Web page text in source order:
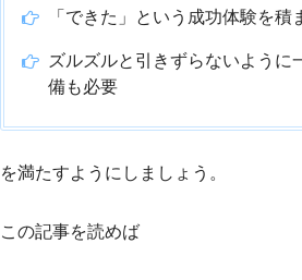
「できた」という成功体験を積
ズルズルと引きずらないように
備も必要
を満たすようにしましょう。
この記事を読めば